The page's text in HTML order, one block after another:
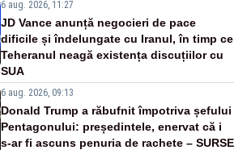
6 aug. 2026, 11:27
JD Vance anunță negocieri de pace
dificile și îndelungate cu Iranul, în timp ce
Teheranul neagă existența discuțiilor cu
SUA
6 aug. 2026, 09:13
Donald Trump a răbufnit împotriva șefului
Pentagonului: președintele, enervat că i
s-ar fi ascuns penuria de rachete – SURSE